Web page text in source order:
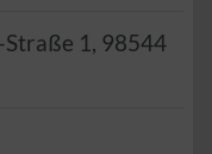
1, 98544